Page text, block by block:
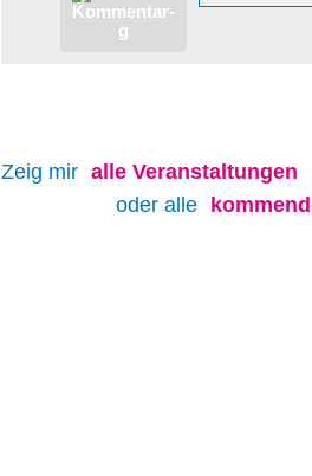
Zeig mir alle Veranstaltungen
oder alle